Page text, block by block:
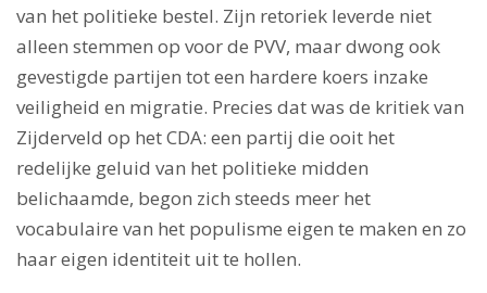
van het politieke bestel. Zijn retoriek leverde niet
alleen stemmen op voor de PVV, maar dwong ook
gevestigde partijen tot een hardere koers inzake
veiligheid en migratie. Precies dat was de kritiek van
Zijderveld op het CDA: een partij die ooit het
redelijke geluid van het politieke midden
belichaamde, begon zich steeds meer het
vocabulaire van het populisme eigen te maken en zo
haar eigen identiteit uit te hollen.